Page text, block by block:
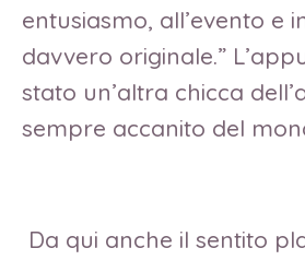
entusiasmo, all’evento e
davvero originale.”
stato un’altra chicca
sempre accanito del
Da qui anche il sentito